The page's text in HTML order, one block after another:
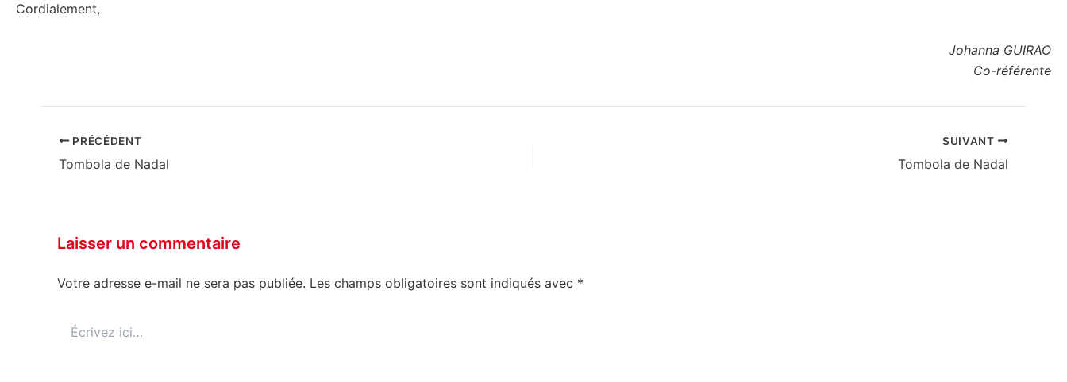
Cordialement,
Johanna GUIRAO
Co-référente
PRÉCÉDENT SUIVANT
Tombola de Nadal
Laisser un commentaire
Votre adresse e-mail ne sera pas publiée. Les champs obligatoires sont indiqués avec *
ici…